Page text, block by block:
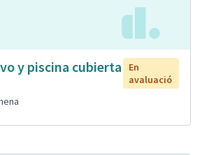
y piscina cubierta
En
avaluació